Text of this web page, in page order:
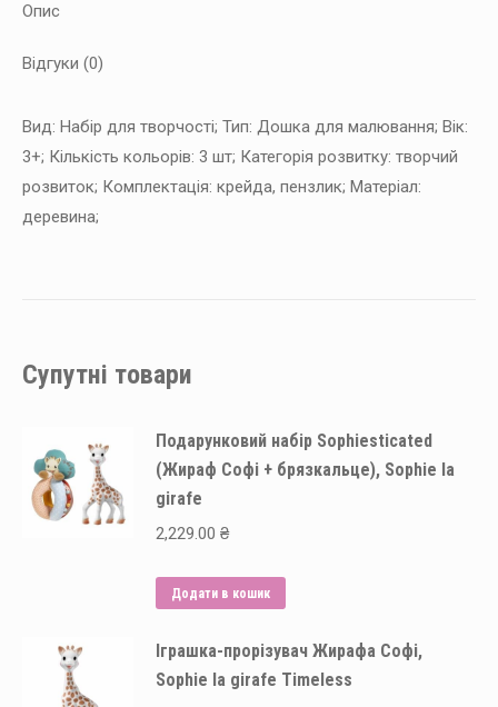
Опис
Відгуки (0)
Вид: Набір для творчості; Тип: Дошка для малювання; Вік:
3+; Кількість кольорів: 3 шт; Категорія розвитку: творчий
розвиток; Комплектація: крейда, пензлик; Матеріал:
деревина;
Супутні товари
Подарунковий набір Sophiesticated
(Жираф Софі + брязкальце), Sophie la
girafe
2,229.00 ₴
Додати в кошик
Іграшка-прорізувач Жирафа Софі,
Sophie la girafe Timeless